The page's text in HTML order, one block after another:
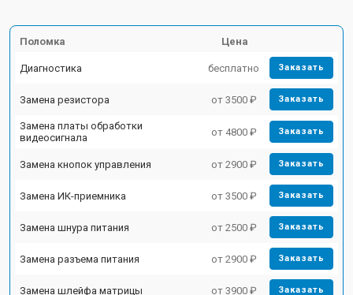
Поломка Цена
Диагностика бесплатно Заказать
Замена резистора от 3500 ₽ Заказать
Замена платы обработки
видеосигнала
от 4800 ₽ Заказать
Замена кнопок управления от 2900 ₽ Заказать
Замена ИК-приемника от 3500 ₽ Заказать
Замена шнура питания от 2500 ₽ Заказать
Замена разъема питания от 2900 ₽ Заказать
Замена шлейфа матрицы от 3900 ₽ Заказать